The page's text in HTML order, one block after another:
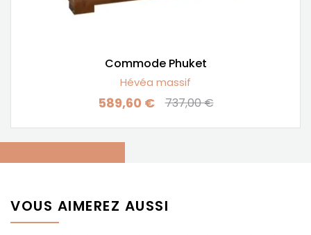
Commode Phuket
Hévéa massif
Prix
589,60 €Prix de base
737,00 €
VOUS AIMEREZ AUSSI